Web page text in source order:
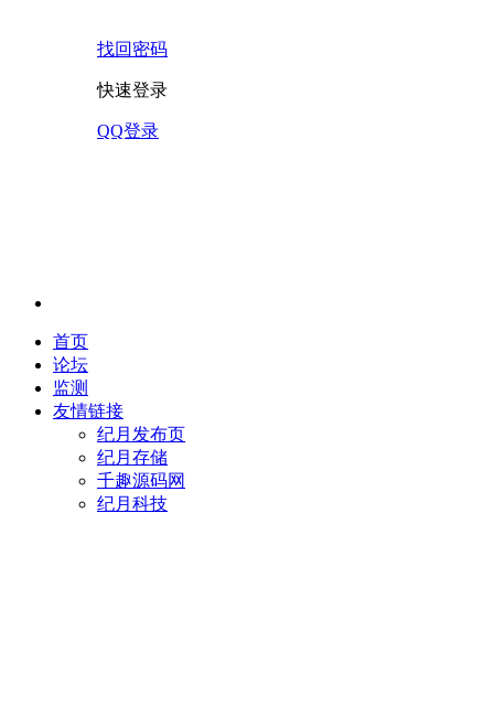
找回密码
快速登录
QQ登录
首页
论坛
监测
友情链接
纪月发布页
纪月存储
千趣源码网
纪月科技